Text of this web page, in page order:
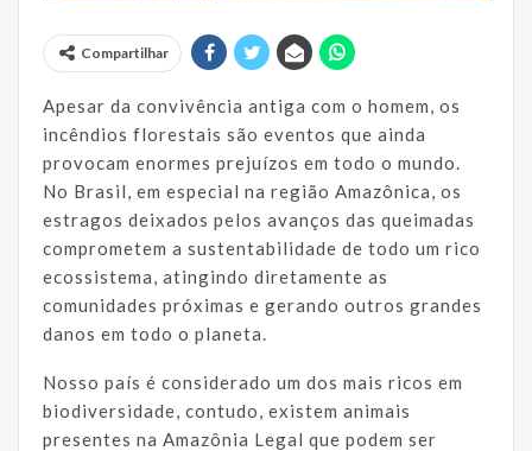
Compartilhar
Apesar da convivência antiga com o homem, os
incêndios florestais são eventos que ainda
provocam enormes prejuízos em todo o mundo.
No Brasil, em especial na região Amazônica, os
estragos deixados pelos avanços das queimadas
comprometem a sustentabilidade de todo um rico
ecossistema, atingindo diretamente as
comunidades próximas e gerando outros grandes
danos em todo o planeta.
Nosso país é considerado um dos mais ricos em
biodiversidade, contudo, existem animais
presentes na Amazônia Legal que podem ser